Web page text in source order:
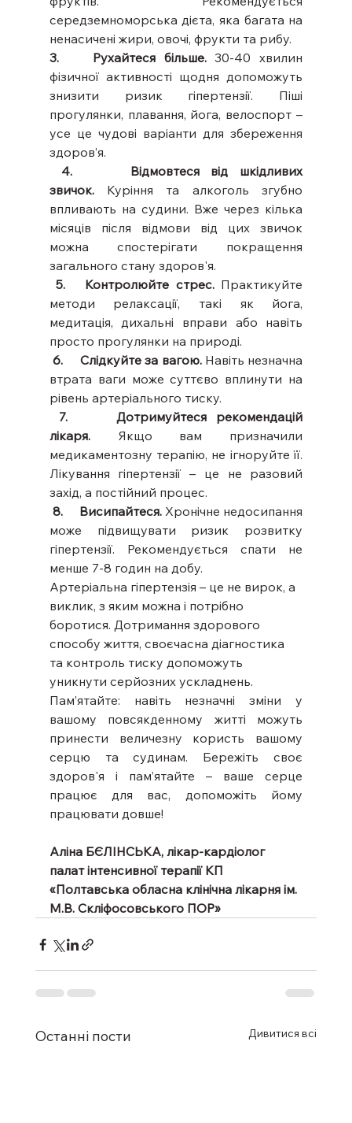
середземноморська дієта, яка багата на
ненасичені жири, овочі, фрукти та рибу.
3.    Рухайтеся більше. 30-40 хвилин
фізичної активності щодня допоможуть
знизити ризик гіпертензії. Піші
прогулянки, плавання, йога, велоспорт –
усе це чудові варіанти для збереження
здоров’я.
4.     Відмовтеся від шкідливих
звичок. Куріння та алкоголь згубно
впливають на судини. Вже через кілька
місяців після відмови від цих звичок
можна спостерігати покращення
загального стану здоров'я.
5.   Контролюйте стрес. Практикуйте
методи релаксації, такі як йога,
медитація, дихальні вправи або навіть
просто прогулянки на природі.
6.     Слідкуйте за вагою. Навіть незначна
втрата ваги може суттєво вплинути на
рівень артеріального тиску.
7.     Дотримуйтеся рекомендацій
лікаря. Якщо вам призначили
медикаментозну терапію, не ігноруйте її.
Лікування гіпертензії – це не разовий
захід, а постійний процес.
8.     Висипайтеся. Хронічне недосипання
може підвищувати ризик розвитку
гіпертензії. Рекомендується спати не
менше 7-8 годин на добу.
Артеріальна гіпертензія – це не вирок, а
виклик, з яким можна і потрібно
боротися. Дотримання здорового
способу життя, своєчасна діагностика
та контроль тиску допоможуть
уникнути серйозних ускладнень.
Пам’ятайте: навіть незначні зміни у
вашому повсякденному житті можуть
принести величезну користь вашому
серцю та судинам. Бережіть своє
здоров'я і пам’ятайте – ваше серце
працює для вас, допоможіть йому
працювати довше!
Аліна БЄЛІНСЬКА, лікар-кардіолог
палат інтенсивної терапії КП
«Полтавська обласна клінічна лікарня ім.
М.В. Скліфосовського ПОР»
Останні пости Дивитися всі